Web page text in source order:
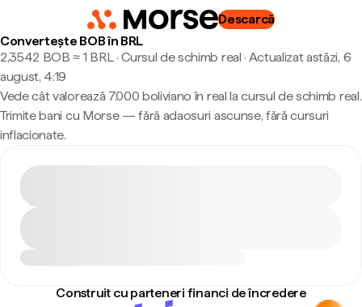
Descarcă
Convertește BOB în BRL
2,3542 BOB ≈ 1 BRL · Cursul de schimb real · Actualizat astăzi, 6
august, 4:19
Vede cât valorează 7.000 boliviano în real la cursul de schimb real.
Trimite bani cu Morse — fără adaosuri ascunse, fără cursuri
inflacionate.
Construit cu parteneri financi de încredere